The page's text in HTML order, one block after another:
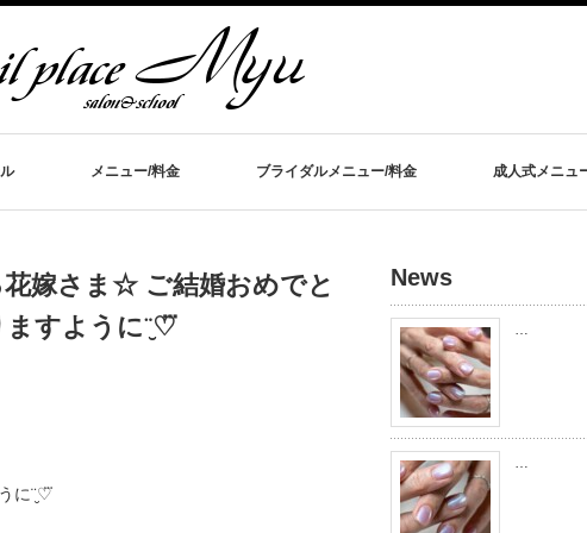
メニュー/料金 ブライダルメニュー/料金 成人式メニュ
嫁さま☆ ご結婚おめでと
ますように¨̮♡⃛
に¨̮♡⃛
News
…
…